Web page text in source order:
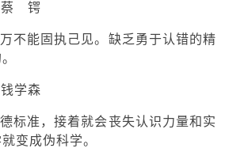
锷
不能固执己见。缺乏勇于认错的精
森
标准，接着就会丧失认识力量和实
变成伪科学。